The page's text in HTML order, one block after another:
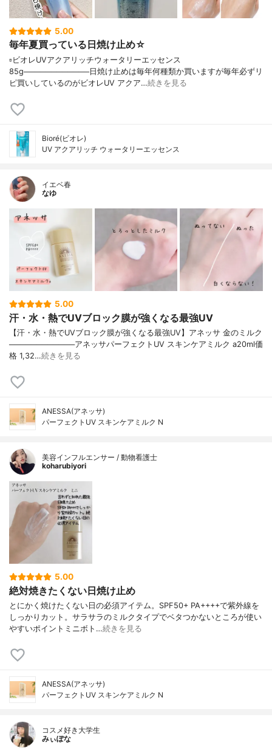
5.00
毎年夏買っている日焼け止め☆
▫️ビオレUVアクアリッチウォータリーエッセンス
85g────────────日焼け止めは毎年何種類か買いますが毎年必ずリ
ピ買いしているのがビオレUV アクア…続きを見る
Bioré(ビオレ)
UV アクアリッチ ウォータリーエッセンス
イエベ春
なゆ
5.00
汗・水・熱でUVブロック膜が強くなる最強UV
【汗・水・熱でUVブロック膜が強くなる最強UV】アネッサ 金のミルク
────────────アネッサパーフェクトUV スキンケアミルク a20ml価
格 1,32…続きを見る
ANESSA(アネッサ)
パーフェクトUV スキンケアミルク N
美容インフルエンサー / 動物看護士
koharubiyori
5.00
絶対焼きたくない日焼け止め
とにかく焼けたくない日の必須アイテム。SPF50+ PA++++で紫外線を
しっかりカット。サラサラのミルクタイプでベタつかないところが使い
やすいポイントミニボト…続きを見る
ANESSA(アネッサ)
パーフェクトUV スキンケアミルク N
コスメ好き大学生
みぃぽな